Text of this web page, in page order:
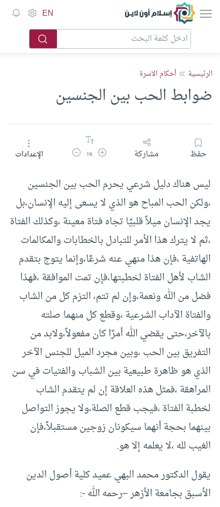
إسلام أون لاين EN
الرئيسية أحكام الاسرة
ضوابط الحب بين الجنسين
حفظ مشاركة زيادة حجم الخط
16 تقليل حجم الخطالإعدادات
ليس هناك دليل شرعي يحرم الحب بين الجنسين
،ولكن الحب المباح هو الذي لا يسعى إليه الإنسان،بل
يجد الإنسان ميلاً قلبيًا تجاه فتاة معينة ،وكذلك الفتاة
،ثم لا يترك هذا الأمر للتبادل بالخطابات والمكالمات
الهاتفية ،فإن هذا منهي عنه شرعًا،وإنما يتوج بتقدم
الشاب لأهل الفتاة لخطبتها،فإن تمت الموافقة ،فهذا
فضل من الله ونعمة،وإن لم تتم، التزم كل من الشاب
والفتاة الآداب الشرعية ،وقطع كل منهما صلته
بالآخر،حتى يقضي الله أمرًا كان مفعولاً،ولابد من
التفريق بين الحب ،وبين مجرد الميل للجنس الآخر
الذي هو ظاهرة طبيعية بين الشباب والفتيات في سن
المراهقة ،فمثل هذه العلاقة إن لم يتقدم الشاب
لخطبة الفتاة ،فيجب قطع الصلة،ولا يجوز التواصل
بينهما بحجة أنهما سيكونان زوجين مستقبلاً،فإن
الغيب لله ،لا يعلمه إلا هو.
يقول الدكتور محمد البهي عميد كلية أصول الدين
الأسبق بجامعة الأزهر –رحمه الله -: